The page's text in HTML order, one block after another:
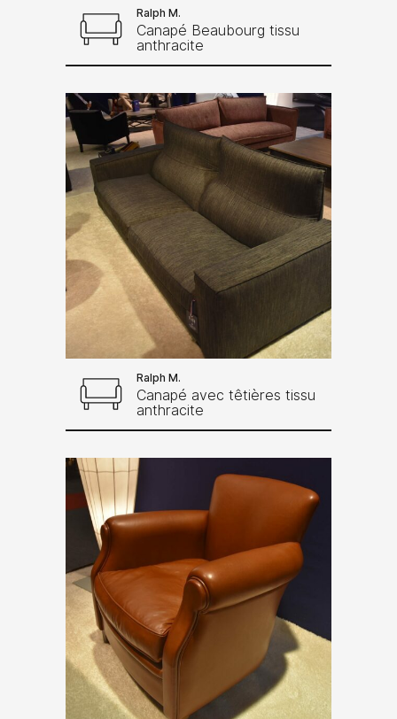
Ralph M.
Canapé Beaubourg tissu
anthracite
Ralph M.
Canapé avec têtières tissu
anthracite